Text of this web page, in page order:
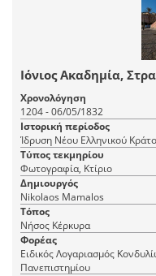
Ιόνιος Ακαδημία,
Χρονολόγηση
1204 - 06/05/1832
Ιστορική περίοδος
Ίδρυση Νέου Ελληνικού
Τύπος τεκμηρίου
Φωτογραφία, Κτίριο
Δημιουργός
Nikolaos Mamalos
Τόπος
Νήσος Κέρκυρα
Φορέας
Ειδικός Λογαριασμός
Πανεπιστημίου